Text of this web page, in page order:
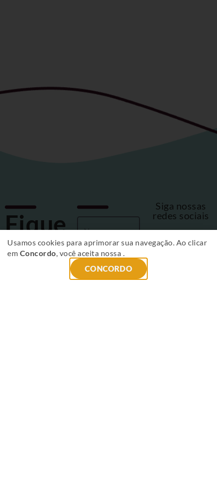
Fique
por
dentro
Siga nossas
redes sociais
CONCORDO
Usamos cookies para aprimorar sua navegação. Ao clicar
em Concordo, você aceita nossa .